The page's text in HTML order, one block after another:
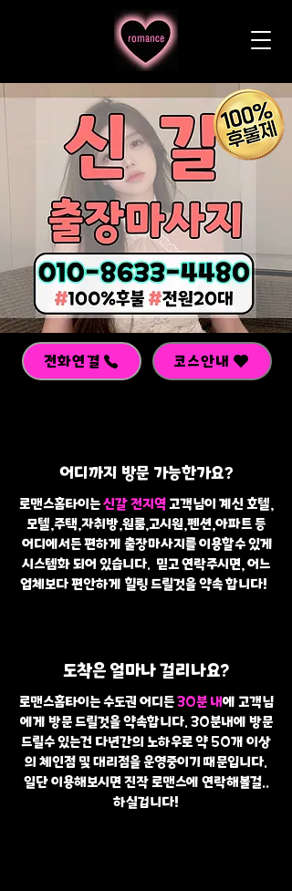
전화연결 코스안내
어디까지 방문 가능한가요?
로맨스홈타이는신갈 전지역고객님이 계신 호텔,
모텔,주택,자취방,원룸,고시원,펜션,아파트 등
어디에서든 편하게 출장마사지를 이용할수 있게
시스템화 되어 있습니다. 믿고 연락주시면, 어느
업체보다 편안하게 힐링 드릴것을 약속 합니다!
도착은 얼마나 걸리나요?
로맨스홈타이는 수도권 어디든30분 내에 고객님
에게 방문 드릴것을 약속합니다. 30분내에 방문
드릴수 있는건 다년간의 노하우로 약 50개 이상
의 체인점 및 대리점을 운영중이기 때문입니다.
일단 이용해보시면 진작 로맨스에 연락해볼걸..
하실겁니다!